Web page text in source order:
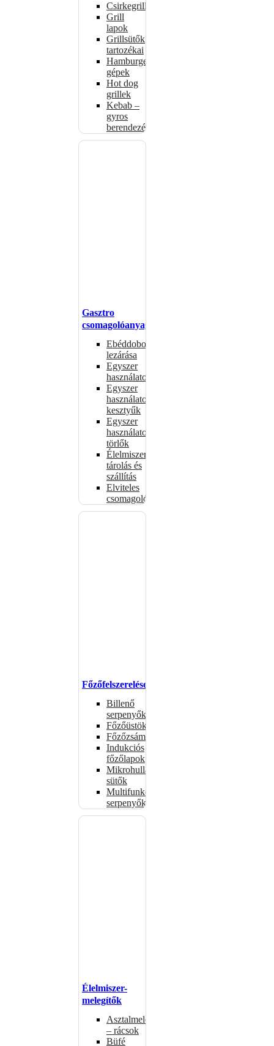
Csirkegrillek
Grill
lapok
Grillsütők
tartozékai
Hamburgerformázó
gépek
Hot dog
grillek
Kebab –
gyros
berendezés
Gasztro
csomagolóanyagok
Ebéddobozok
lezárása
Egyszer
használatos
Egyszer
használatos
kesztyűk
Egyszer
használatos
törlők
Élelmiszer-
tárolás és
szállítás
Elviteles
csomagolóanyagok
Főzőfelszerelések
Billenő
serpenyők
Főzőüstök
Főzőzsámolyok
Indukciós
főzőlapok
Mikrohullámú
sütők
Multifunkciós
serpenyők
Élelmiszer-
melegítők
Asztalmelegítők
– rácsok
Büfé